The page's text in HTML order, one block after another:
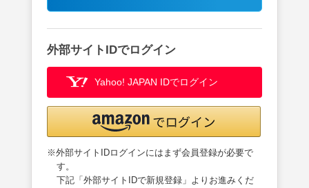
外部サイトIDでログイン
Yahoo! JAPAN IDでログイン
※外部サイトIDログインにはまず会員登録が必要で
す。
下記「外部サイトIDで新規登録」よりお進みくだ